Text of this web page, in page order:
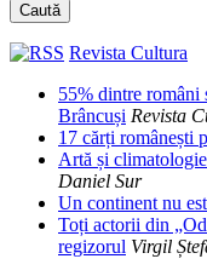
Caută
Revista Cultura
55% dintre români
Brâncuși Revista
17 cărți românești
Artă și
Daniel Sur
Un continent nu
Toți actorii din
regizorul Virgil